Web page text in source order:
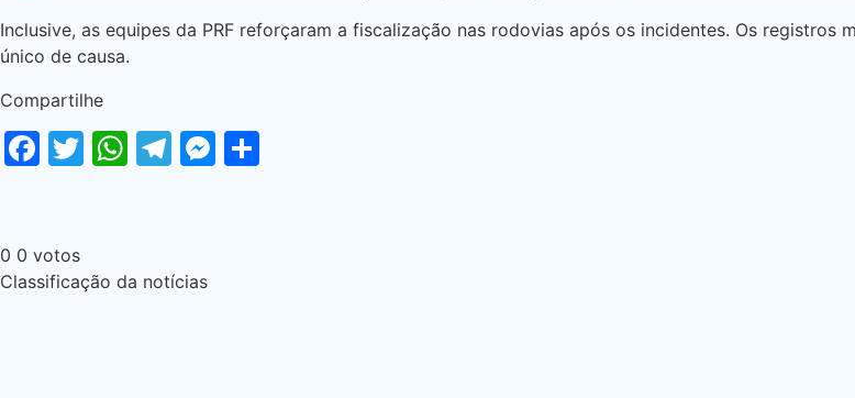
Inclusive, as equipes da PRF reforçaram a fiscalização nas rodovias após os incidentes. Os
único de causa.
Compartilhe
Facebook
Twitter
WhatsApp
Telegram
Messenger
0 0 votos
Classificação da notícias